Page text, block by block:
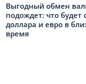
Выгодный обмен
подождет: что будет
доллара и евро в
время